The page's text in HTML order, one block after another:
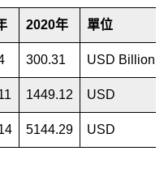
2020年 單位
300.31 USD Billion
1449.12 USD
5144.29 USD